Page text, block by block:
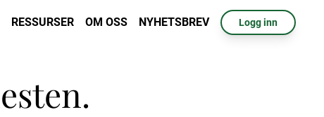
RESSURSER OM OSS NYHETSBREV Logg inn